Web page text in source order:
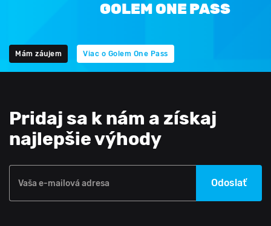
GOLEM ONE PASS
Mám záujem Viac o Golem One Pass
Pridaj sa k nám a získaj
najlepšie výhody
Vaša e-mailová adresa Odoslať